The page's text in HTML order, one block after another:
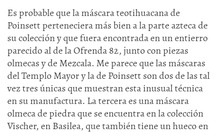
Es probable que la máscara teotihuacana de
Poinsett perteneciera más bien a la parte azteca de
su colección y que fuera encontrada en un entierro
parecido al de la Ofrenda 82, junto con piezas
olmecas y de Mezcala. Me parece que las máscaras
del Templo Mayor y la de Poinsett son dos de las tal
vez tres únicas que muestran esta inusual técnica
en su manufactura. La tercera es una máscara
olmeca de piedra que se encuentra en la colección
Vischer, en Basilea, que también tiene un hueco en